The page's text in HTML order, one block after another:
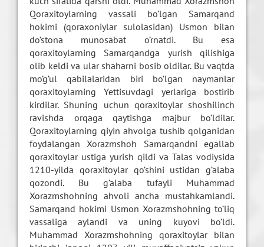
Qoraxitoylarning vassali bo’lgan Samarqand
hokimi (qoraxoniylar sulolasidan) Usmon bilan
do’stona munosabat o’rnatdi. Bu esa
qoraxitoylarning Samarqandga yurish qilishiga
olib keldi va ular shaharni bosib oldilar. Bu vaqtda
mo’g’ul qabilalaridan biri bo’lgan naymanlar
qoraxitoylarning Yettisuvdagi yerlariga bostirib
kirdilar. Shuning uchun qoraxitoylar shoshilinch
ravishda orqaga qaytishga majbur bo’ldilar.
Qoraxitoylarning qiyin ahvolga tushib qolganidan
foydalangan Xorazmshoh Samarqandni egallab
qoraxitoylar ustiga yurish qildi va Talas vodiysida
1210-yilda qoraxitoylar qo’shini ustidan g’alaba
qozondi. Bu g’alaba tufayli Muhammad
Xorazmshohning ahvoli ancha mustahkamlandi.
Samarqand hokimi Usmon Xorazmshohning to’liq
vassaliga aylandi va uning kuyovi bo’ldi.
Muhammad Xorazmshohning qoraxitoylar bilan